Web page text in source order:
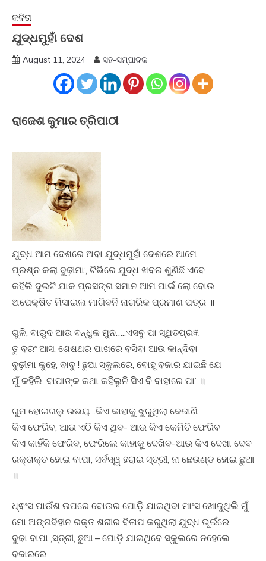
କବିତା
ଯୁଦ୍ଧମୁହାଁ ଦେଶ
August 11, 2024 ସହ-ସମ୍ପାଦକ
ରାଜେଶ କୁମାର ତ୍ରିପାଠୀ
ଯୁଦ୍ଧ ଆମ ଦେଶରେ ଅବା ଯୁଦ୍ଧମୁହାଁ ଦେଶରେ ଆମେ
ପ୍ରଶ୍ନ କଲା ବୁଢ଼ୀମା’, ଟିଭିରେ ଯୁଦ୍ଧ ଖବର ଶୁଣିଛି ଏବେ
କହିଲି ଦୁଇଟି ଯାକ ପ୍ରସଙ୍ଗ ସମାନ ଆମ ପାଇଁ ଲୋ ବୋଉ
ଅପେକ୍ଷିତ ମିସାଇଲ ମାଗିବନି ନାଗରିକ ପ୍ରମାଣ ପତ୍ର ॥
ଗୁଳି, ବାରୁଦ ଆଉ ବନ୍ଧୁକ ମୁନ…..ଏସବୁ ପା ସ୍ଥିତପ୍ରଜ୍ଞ
ତୁ ବରଂ ଆସ, ଶେଷଥର ପାଖରେ ବସିବା ଆଉ କାନ୍ଦିବା
ବୁଢ଼ୀମା କୁହେ, ବାବୁ ! ଛୁଆ ସ୍କୁଲରେ, ବୋହୂ ବଜାର ଯାଇଛି ଯେ
ମୁଁ କହିଲି, ବାପାଙ୍କ କଥା କହିଲୁନି ସିଏ ବି ବାହାରେ ପା’ ॥
ଗୁମ ହୋଇଗଲୁ ଉଭୟ ..କିଏ କାହାକୁ ଝୁରୁଥିଲା କେଜାଣି
କିଏ ଫେରିବ, ଆଉ ଏଠି କିଏ ଥିବ- ଆଉ କିଏ କେମିତି ଫେରିବ
କିଏ କାହିଁକି ଫେରିବ, ଫେରିଲେ କାହାକୁ ଦେଖିବ-ଆଉ କିଏ ଦେଖା ଦେବ
ରକ୍ତାକ୍ତ ହୋଇ ବାପା, ସର୍ବସ୍ୱ ହରାଇ ସ୍ତ୍ରୀ, ନା ଛେଉଣ୍ଡ ହୋଇ ଛୁଆ
॥
ଧ୍ଵଂସ ପାଉଁଶ ଉପରେ ବୋଉର ପୋଡ଼ି ଯାଇଥିବା ମାଂସ ଖୋଜୁଥିଲି ମୁଁ
ମୋ ଅଙ୍ଗବିହୀନ ରକ୍ତ ଶରୀର ବିଳାପ କରୁଥିଲା ଯୁଦ୍ଧ ଭୂଇଁରେ
ବୁଢା ବାପା ,ସ୍ତ୍ରୀ, ଛୁଆ – ପୋଡ଼ି ଯାଇଥିବେ ସ୍କୁଲରେ ନହେଲେ
ବଜାରରେ